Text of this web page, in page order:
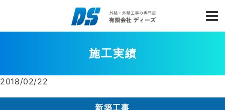
施工実績
2018/02/22
新築工事